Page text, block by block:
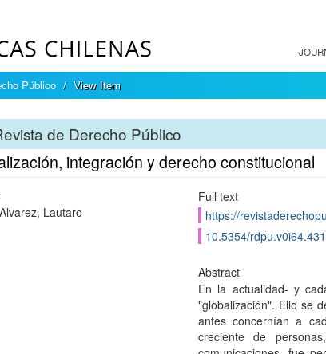
Público View Item
de Derecho Público
integración y derecho constitucional
Lautaro
Full text
https://
10.5354/
Abstract
En la actualidad- y
"globalización". Ello se
antes concernían a
creciente de